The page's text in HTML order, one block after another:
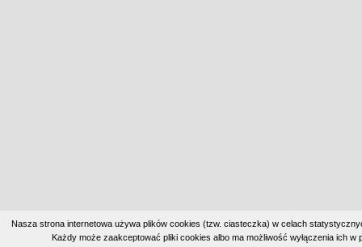
Nasza strona internetowa używa plików cookies (tzw. ciasteczka) w celach
Każdy może zaakceptować pliki cookies albo ma możliwość wyłączenia ich